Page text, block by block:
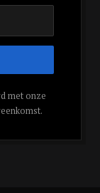
met onze